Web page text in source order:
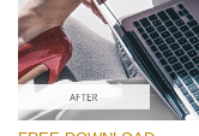
(400 Lr Presets)
Entire Collection